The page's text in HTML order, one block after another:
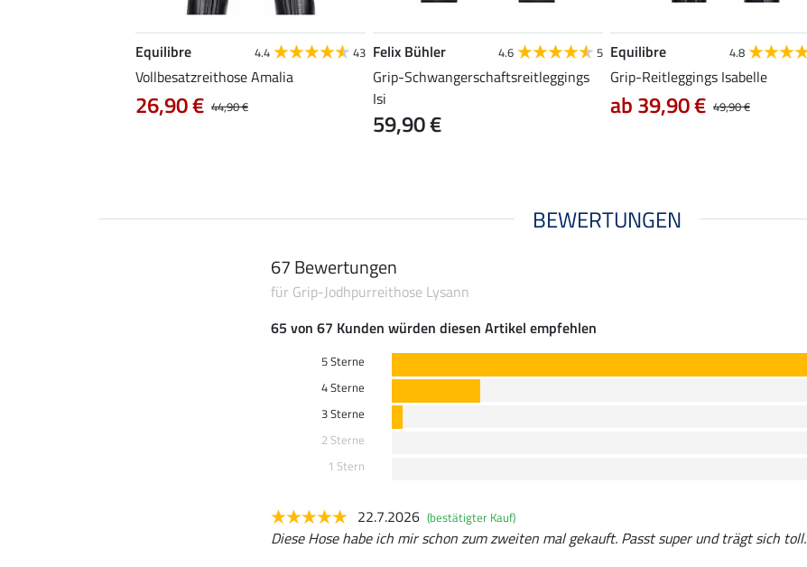
Equilibre 4.4 43
Vollbesatzreithose Amalia
44,90 €
26,90 €
Felix Bühler 4.6 5
Grip-Schwangerschaftsreitleggings
Isi
59,90 €
Equilibre 4.8
Grip-Reitleggings Isabelle
49,90 €
ab 39,90 €
BEWERTUNGEN
67 Bewertungen
für Grip-Jodhpurreithose Lysann
65 von 67 Kunden würden diesen Artikel empfehlen
5 Sterne
4 Sterne
3 Sterne
2 Sterne
1 Stern
22.7.2026 (bestätigter Kauf)
Diese Hose habe ich mir schon zum zweiten mal gekauft. Passt super und trägt sich toll.